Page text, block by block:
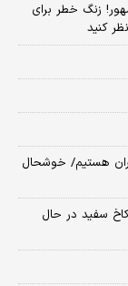
زنگ خطر برای
کنید
هستیم/ خوشحال
کاخ سفید در حال